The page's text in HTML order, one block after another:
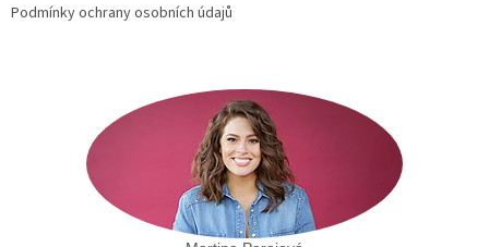
Podmínky ochrany osobních údajů